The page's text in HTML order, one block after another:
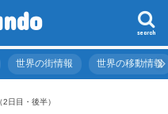
search
世界の街情報 世界の移動情報
日目・後半）